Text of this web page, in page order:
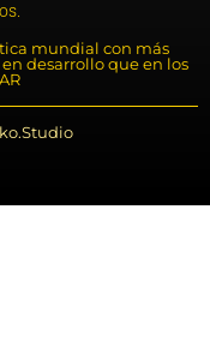
mundial con más
desarrollo que en los